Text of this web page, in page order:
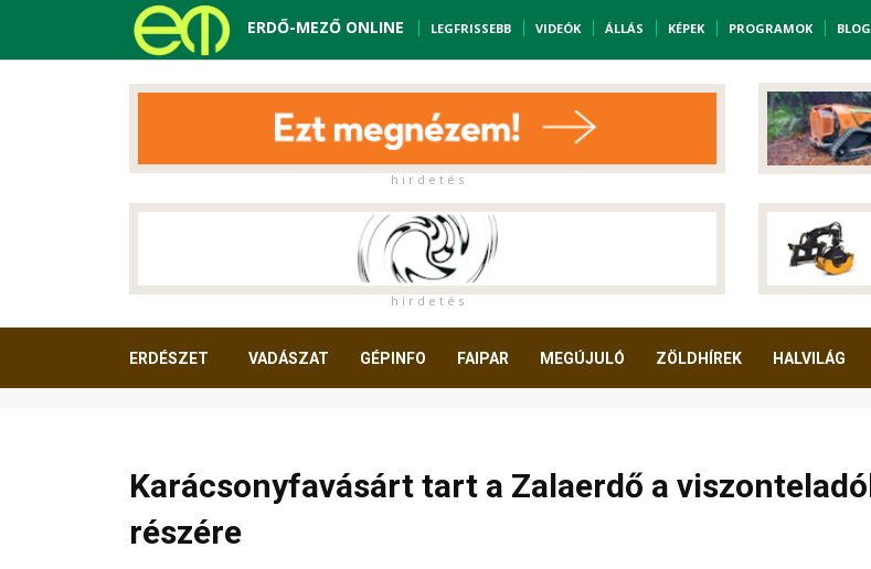
ERDŐ-MEZŐ ONLINE LEGFRISSEBB VIDEÓK ÁLLÁS KÉPEK PROGRAMOK BLOG
h i r d e t é s
h i r d e t é s
ERDÉSZET VADÁSZAT GÉPINFO FAIPAR MEGÚJULÓ ZÖLDHÍREK HALVILÁG
Karácsonyfavásárt tart a Zalaerdő a
részére